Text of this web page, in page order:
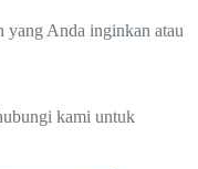
yang Anda inginkan atau
kami untuk